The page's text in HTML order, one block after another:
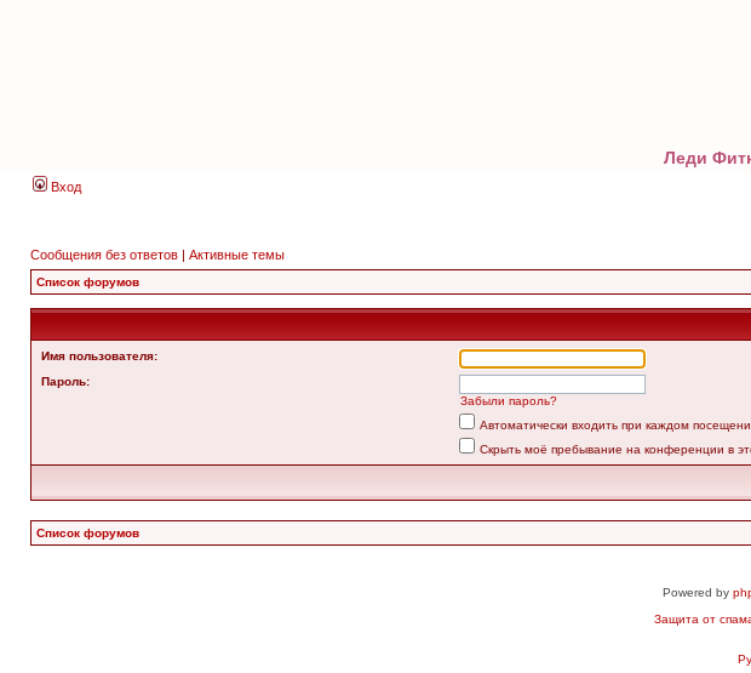
Леди
Вход
Сообщения без ответов | Активные темы
Список форумов
Имя пользователя:
Пароль:
Забыли пароль?
Автоматически входить при каждом
Скрыть моё пребывание на конференции в
Список форумов
Powered by
Защита от